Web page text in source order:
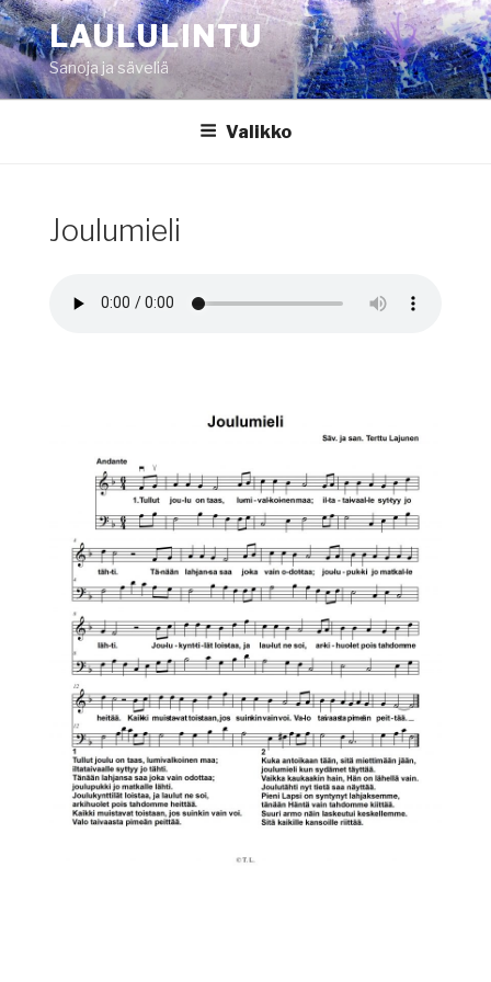
Siirry
sisältöönLAULULINTU
Sanoja ja säveliä
Valikko
Joulumieli